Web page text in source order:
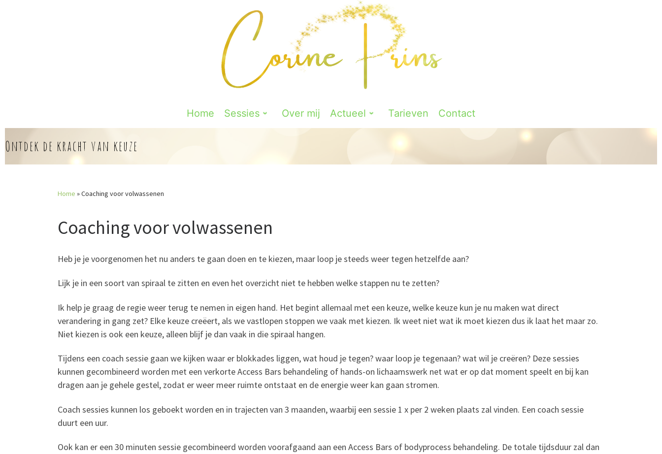
Home Sessies Over mij Actueel Tarieven Contact
Ontdek de kracht van keuze
Home »Coaching voor volwassenen
Coaching voor volwassenen
Heb je je voorgenomen het nu anders te gaan doen en te kiezen, maar loop je steeds weer tegen hetzelfde aan?
Lijk je in een soort van spiraal te zitten en even het overzicht niet te hebben welke stappen nu te zetten?
Ik help je graag de regie weer terug te nemen in eigen hand. Het begint allemaal met een keuze, welke keuze kun je nu maken wat direct
verandering in gang zet? Elke keuze creëert, als we vastlopen stoppen we vaak met kiezen. Ik weet niet wat ik moet kiezen dus ik laat het maar zo.
Niet kiezen is ook een keuze, alleen blijf je dan vaak in die spiraal hangen.
Tijdens een coach sessie gaan we kijken waar er blokkades liggen, wat houd je tegen? waar loop je tegenaan? wat wil je creëren? Deze sessies
kunnen gecombineerd worden met een verkorte Access Bars behandeling of hands-on lichaamswerk net wat er op dat moment speelt en bij kan
dragen aan je gehele gestel, zodat er weer meer ruimte ontstaat en de energie weer kan gaan stromen.
Coach sessies kunnen los geboekt worden en in trajecten van 3 maanden, waarbij een sessie 1 x per 2 weken plaats zal vinden. Een coach sessie
duurt een uur.
Ook kan er een 30 minuten sessie gecombineerd worden voorafgaand aan een Access Bars of bodyprocess behandeling. De totale tijdsduur zal dan